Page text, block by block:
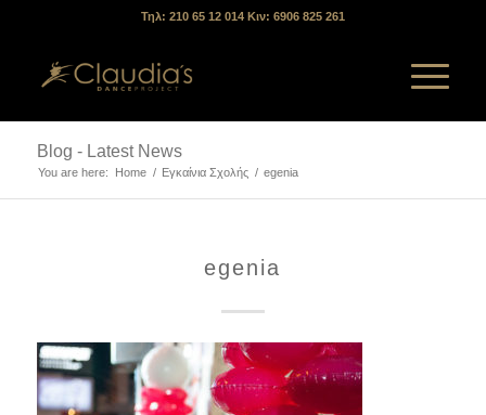
Τηλ: 210 65 12 014 Κιν: 6906 825 261
Blog - Latest News
You are here: Home / Εγκαίνια Σχολής / egenia
egenia